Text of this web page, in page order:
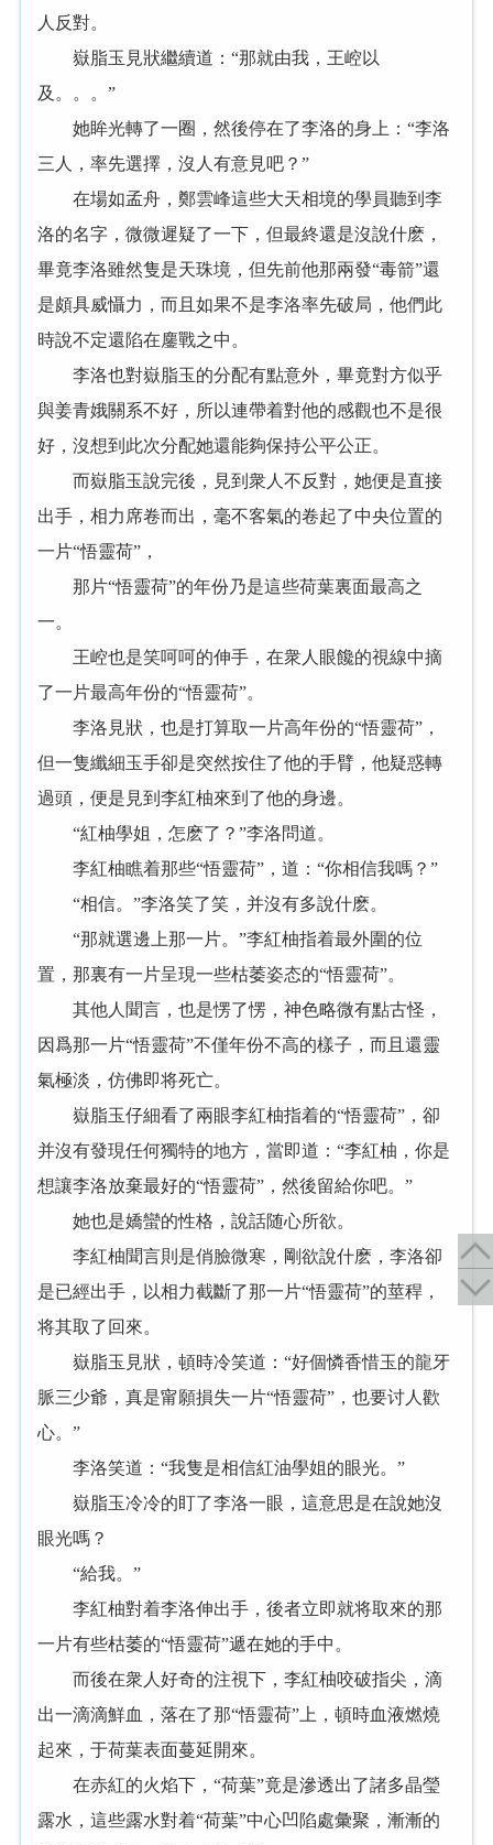
人反對。
嶽脂玉見狀繼續道：“那就由我，王崆以
及。。。”
她眸光轉了一圈，然後停在了李洛的身上：“李洛
三人，率先選擇，沒人有意見吧？”
在場如孟舟，鄭雲峰這些大天相境的學員聽到李
洛的名字，微微遲疑了一下，但最終還是沒說什麽，
畢竟李洛雖然隻是天珠境，但先前他那兩發“毒箭”還
是頗具威懾力，而且如果不是李洛率先破局，他們此
時說不定還陷在鏖戰之中。
李洛也對嶽脂玉的分配有點意外，畢竟對方似乎
與姜青娥關系不好，所以連帶着對他的感觀也不是很
好，沒想到此次分配她還能夠保持公平公正。
而嶽脂玉說完後，見到衆人不反對，她便是直接
出手，相力席卷而出，毫不客氣的卷起了中央位置的
一片“悟靈荷”，
那片“悟靈荷”的年份乃是這些荷葉裏面最高之
一。
王崆也是笑呵呵的伸手，在衆人眼饞的視線中摘
了一片最高年份的“悟靈荷”。
李洛見狀，也是打算取一片高年份的“悟靈荷”，
但一隻纖細玉手卻是突然按住了他的手臂，他疑惑轉
過頭，便是見到李紅柚來到了他的身邊。
“紅柚學姐，怎麽了？”李洛問道。
李紅柚瞧着那些“悟靈荷”，道：“你相信我嗎？”
“相信。”李洛笑了笑，并沒有多說什麽。
“那就選邊上那一片。”李紅柚指着最外圍的位
置，那裏有一片呈現一些枯萎姿态的“悟靈荷”。
其他人聞言，也是愣了愣，神色略微有點古怪，
因爲那一片“悟靈荷”不僅年份不高的樣子，而且還靈
氣極淡，仿佛即将死亡。
嶽脂玉仔細看了兩眼李紅柚指着的“悟靈荷”，卻
并沒有發現任何獨特的地方，當即道：“李紅柚，你是
想讓李洛放棄最好的“悟靈荷”，然後留給你吧。”
她也是嬌蠻的性格，說話随心所欲。
李紅柚聞言則是俏臉微寒，剛欲說什麽，李洛卻
是已經出手，以相力截斷了那一片“悟靈荷”的莖稈，
将其取了回來。
嶽脂玉見狀，頓時冷笑道：“好個憐香惜玉的龍牙
脈三少爺，真是甯願損失一片“悟靈荷”，也要讨人歡
心。”
李洛笑道：“我隻是相信紅油學姐的眼光。”
嶽脂玉冷冷的盯了李洛一眼，這意思是在說她沒
眼光嗎？
“給我。”
李紅柚對着李洛伸出手，後者立即就将取來的那
一片有些枯萎的“悟靈荷”遞在她的手中。
而後在衆人好奇的注視下，李紅柚咬破指尖，滴
出一滴滴鮮血，落在了那“悟靈荷”上，頓時血液燃燒
起來，于荷葉表面蔓延開來。
在赤紅的火焰下，“荷葉”竟是滲透出了諸多晶瑩
露水，這些露水對着“荷葉”中心凹陷處彙聚，漸漸的